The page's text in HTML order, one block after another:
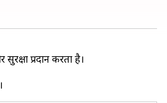
प्रदान करता है।